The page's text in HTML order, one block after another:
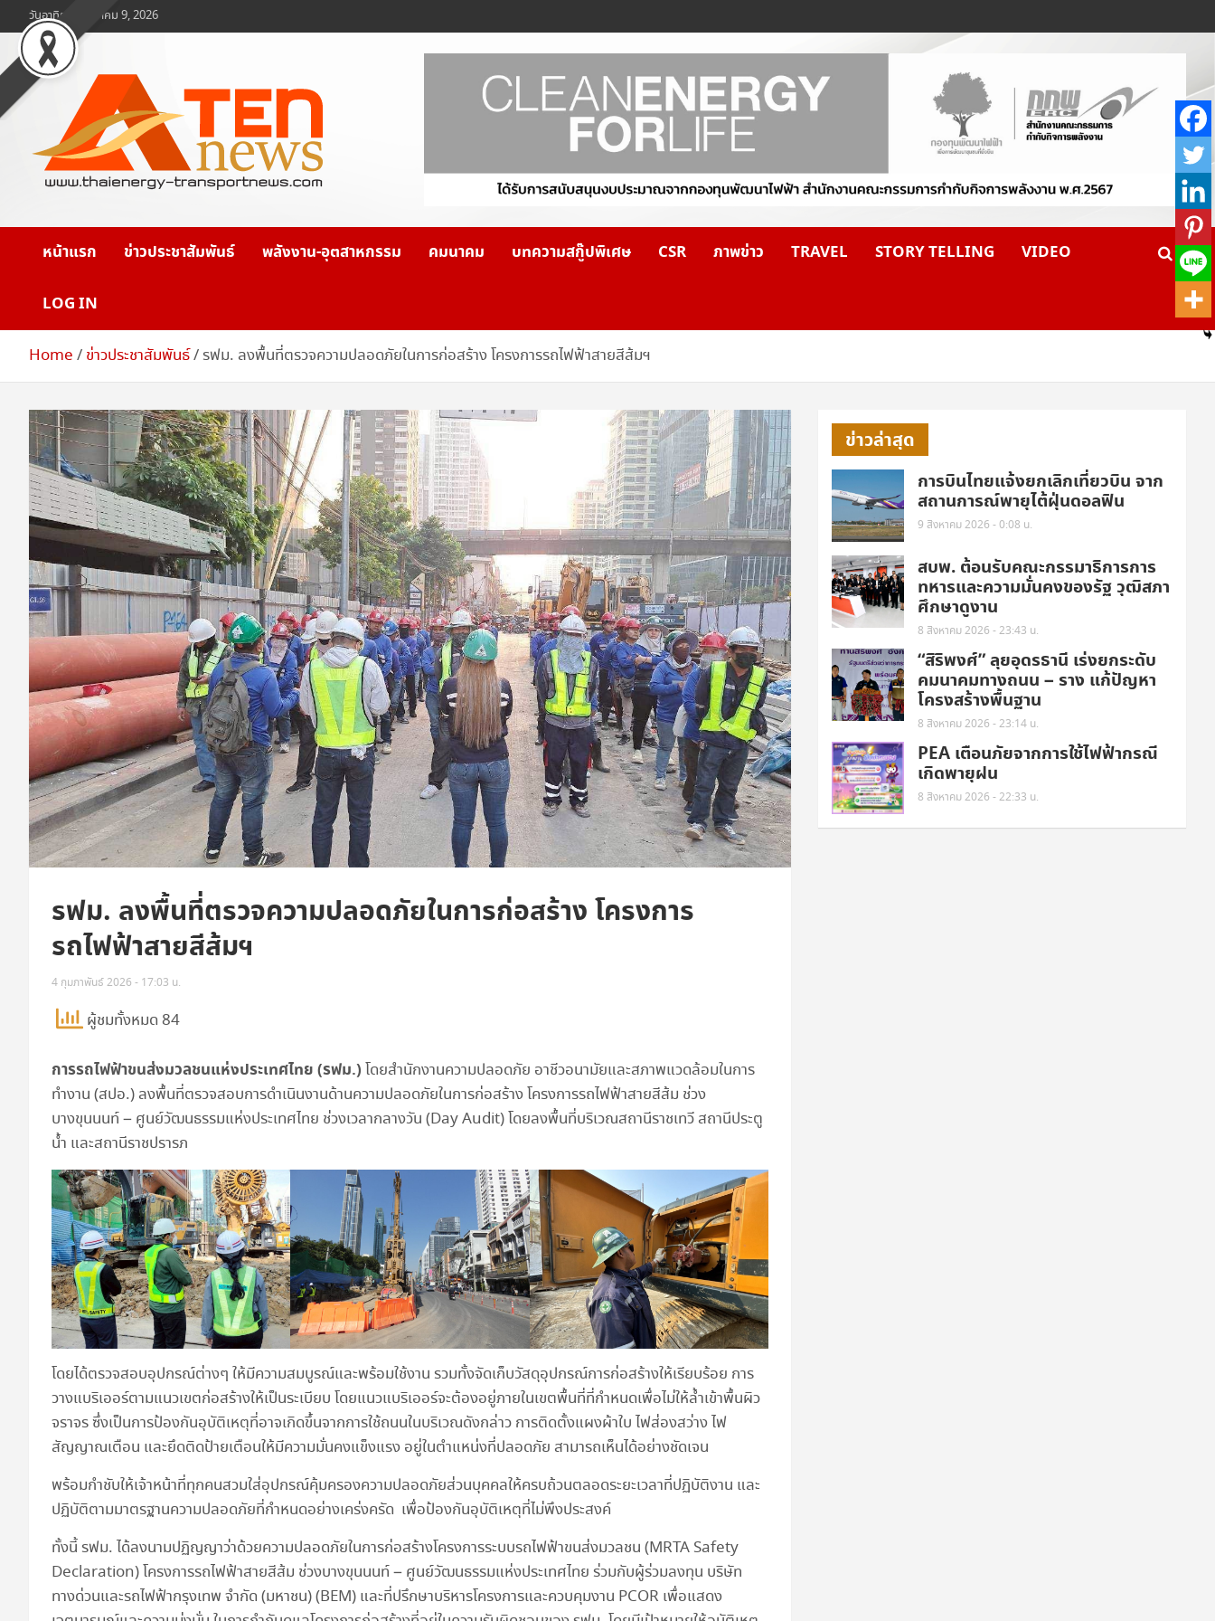
to
content
วันอาทิตย์, สิงหาคม 9, 2026
www.ten-news.com
หน้าแรก ข่าวประชาสัมพันธ์ พลังงาน-อุตสาหกรรม คมนาคม บทความสกู๊ปพิเศษ CSR ภาพข่าว TRAVEL STORY TELLING VIDEO
LOG IN
Home ข่าวประชาสัมพันธ์ รฟม. ลงพื้นที่ตรวจความปลอดภัยในการก่อสร้าง โครงการรถไฟฟ้าสายสีส้มฯ
รฟม. ลงพื้นที่ตรวจความปลอดภัยในการก่อสร้าง โครงการ
รถไฟฟ้าสายสีส้มฯ
4 กุมภาพันธ์ 2026 - 17:03 น.
ผู้ชมทั้งหมด 84
การรถไฟฟ้าขนส่งมวลชนแห่งประเทศไทย (รฟม.) โดยสำนักงานความปลอดภัย อาชีวอนามัยและสภาพแวดล้อมในการ
ทำงาน (สปอ.) ลงพื้นที่ตรวจสอบการดำเนินงานด้านความปลอดภัยในการก่อสร้าง โครงการรถไฟฟ้าสายสีส้ม ช่วง
บางขุนนนท์ – ศูนย์วัฒนธรรมแห่งประเทศไทย ช่วงเวลากลางวัน (Day Audit) โดยลงพื้นที่บริเวณสถานีราชเทวี สถานีประตู
น้ำ และสถานีราชปรารภ
โดยได้ตรวจสอบอุปกรณ์ต่างๆ ให้มีความสมบูรณ์และพร้อมใช้งาน รวมทั้งจัดเก็บวัสดุอุปกรณ์การก่อสร้างให้เรียบร้อย การ
วางแบริเออร์ตามแนวเขตก่อสร้างให้เป็นระเบียบ โดยแนวแบริเออร์จะต้องอยู่ภายในเขตพื้นที่ที่กำหนดเพื่อไม่ให้ล้ำเข้าพื้นผิว
จราจร ซึ่งเป็นการป้องกันอุบัติเหตุที่อาจเกิดขึ้นจากการใช้ถนนในบริเวณดังกล่าว การติดตั้งแผงผ้าใบ ไฟส่องสว่าง ไฟ
สัญญาณเตือน และยึดติดป้ายเตือนให้มีความมั่นคงแข็งแรง อยู่ในตำแหน่งที่ปลอดภัย สามารถเห็นได้อย่างชัดเจน
พร้อมกำชับให้เจ้าหน้าที่ทุกคนสวมใส่อุปกรณ์คุ้มครองความปลอดภัยส่วนบุคคลให้ครบถ้วนตลอดระยะเวลาที่ปฏิบัติงาน และ
ปฏิบัติตามมาตรฐานความปลอดภัยที่กำหนดอย่างเคร่งครัด เพื่อป้องกันอุบัติเหตุที่ไม่พึงประสงค์
ทั้งนี้ รฟม. ได้ลงนามปฏิญญาว่าด้วยความปลอดภัยในการก่อสร้างโครงการระบบรถไฟฟ้าขนส่งมวลชน (MRTA Safety
Declaration) โครงการรถไฟฟ้าสายสีส้ม ช่วงบางขุนนนท์ – ศูนย์วัฒนธรรมแห่งประเทศไทย ร่วมกับผู้ร่วมลงทุน บริษัท
ทางด่วนและรถไฟฟ้ากรุงเทพ จำกัด (มหาชน) (BEM) และที่ปรึกษาบริหารโครงการและควบคุมงาน PCOR เพื่อแสดง
ข่าวล่าสุด
การบินไทยแจ้งยกเลิกเที่ยวบิน จาก
สถานการณ์พายุไต้ฝุ่นดอลฟิน
9 สิงหาคม 2026 - 0:08 น.
สบพ. ต้อนรับคณะกรรมาธิการการ
ทหารและความมั่นคงของรัฐ วุฒิสภา
ศึกษาดูงาน
8 สิงหาคม 2026 - 23:43 น.
“สิริพงศ์” ลุยอุดรธานี เร่งยกระดับ
คมนาคมทางถนน – ราง แก้ปัญหา
โครงสร้างพื้นฐาน
8 สิงหาคม 2026 - 23:14 น.
PEA เตือนภัยจากการใช้ไฟฟ้ากรณี
เกิดพายุฝน
8 สิงหาคม 2026 - 22:33 น.